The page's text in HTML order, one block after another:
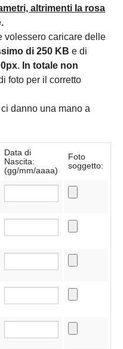
altrimenti la rosa
volessero caricare delle
di 250 KB e di
. In totale non
foto per il corretto
danno una mano a
Data di
Nascita:
(gg/mm/aaaa)
Foto
soggetto: